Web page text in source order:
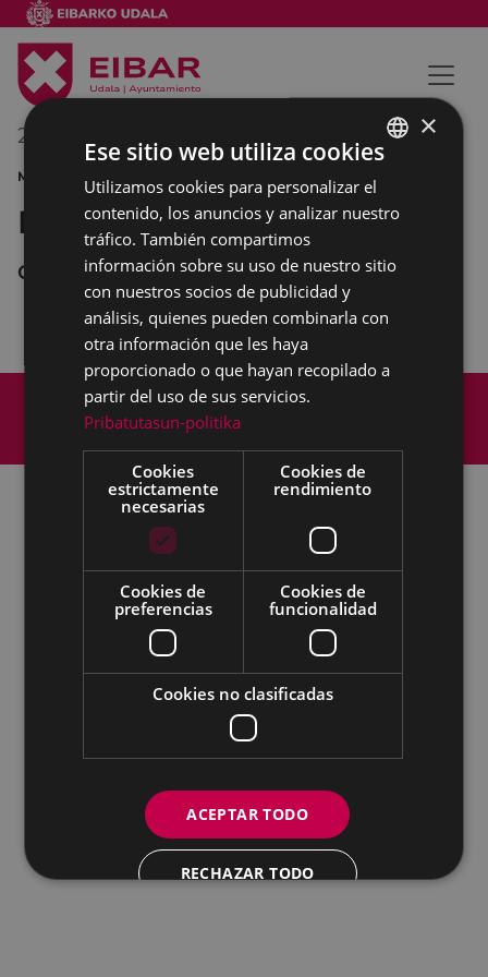
22/09/2013
MÚSICA CONCIERTO
Banda de música Cielito
Coliseo
Mapa del Sitio
Política de cookies
Accesibilidad
Todas las redes sociales del Ayuntamiento
Eibarko Udala - Untzaga plaza, 1 | 20600 Eibar
Tfnoa.: 943 70 84 00 / 010 | Faxa: 943 70 84 16 |
IFZ: P2003100A | DIR3 L01200300
BASQUE
SPANISH
×
Ese sitio web utiliza cookies
Utilizamos cookies para personalizar el
contenido, los anuncios y analizar nuestro
tráfico. También compartimos
información sobre su uso de nuestro sitio
con nuestros socios de publicidad y
análisis, quienes pueden combinarla con
otra información que les haya
proporcionado o que hayan recopilado a
partir del uso de sus servicios.
Pribatutasun-politika
Cookies
estrictamente
necesarias
Cookies de
rendimiento
Cookies de
preferencias
Cookies de
funcionalidad
Cookies no clasificadas
ACEPTAR TODO
RECHAZAR TODO